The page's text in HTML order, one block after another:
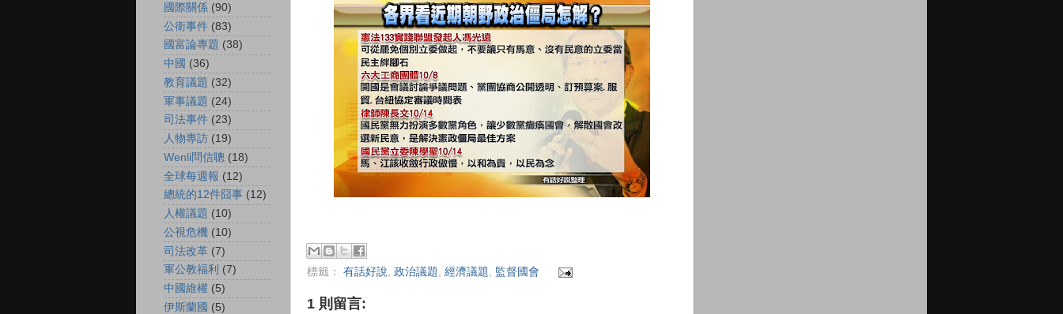
標籤： 有話好說, 政治議題, 經濟議題, 監督國會
1 則留言:
國際關係 (90)
公衛事件 (83)
國富論專題 (38)
中國 (36)
教育議題 (32)
軍事議題 (24)
司法事件 (23)
人物專訪 (19)
Wenli問信聰 (18)
全球每週報 (12)
總統的12件囧事 (12)
人權議題 (10)
公視危機 (10)
司法改革 (7)
軍公教福利 (7)
中國維權 (5)
伊斯蘭國 (5)